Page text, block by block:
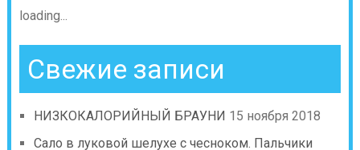
loading...
Свежие записи
НИЗКОКАЛОРИЙНЫЙ БРАУНИ 15 ноября 2018
Сало в луковой шелухе с чесноком. Пальчики